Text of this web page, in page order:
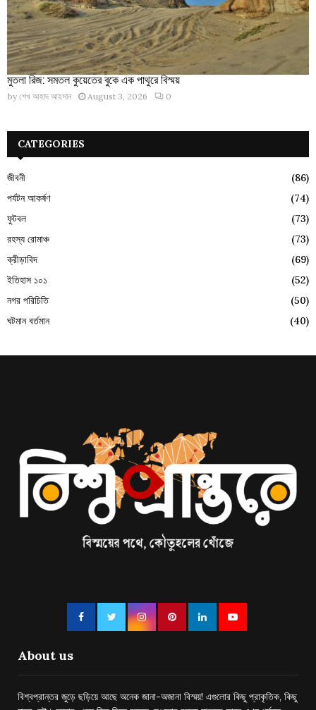
মুতলা রিজ: সমতল কুয়েতের বুকে এক পাথুরে বিস্ময়
by শেখ আহাদ আহসান August 3, 2026 0
CATEGORIES
জীবনী
(86)
পর্যটন আকর্ষণ
(74)
ফুটবল
(73)
রহস্য রোমাঞ্চ
(73)
ক্রীড়াবিদ
(69)
ইতিহাস ১০১
(52)
নগর পরিচিতি
(50)
ঘটমান বর্তমান
(40)
About us
বিশ্বপ্রান্তর জুড়ে ছড়িয়ে আছে অনেক জানা-অজানা বিস্ময়! এগুলোর কিছু প্রাকৃতিক, কিছু